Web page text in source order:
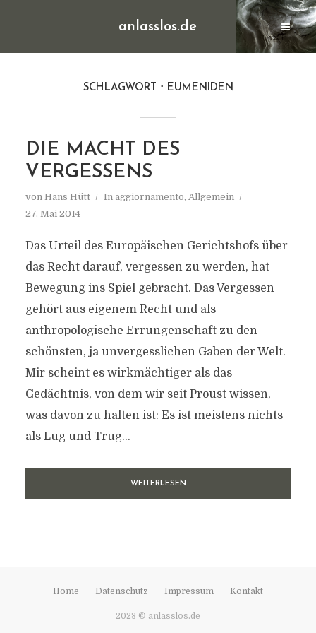
anlasslos.de
SCHLAGWORT EUMENIDEN
DIE MACHT DES
VERGESSENS
von Hans Hütt In aggiornamento, Allgemein
27. Mai 2014
Das Urteil des Europäischen Gerichtshofs über
das Recht darauf, vergessen zu werden, hat
Bewegung ins Spiel gebracht. Das Vergessen
gehört aus eigenem Recht und als
anthropologische Errungenschaft zu den
schönsten, ja unvergesslichen Gaben der Welt.
Mir scheint es wirkmächtiger als das
Gedächtnis, von dem wir seit Proust wissen,
was davon zu halten ist: Es ist meistens nichts
als Lug und Trug...
WEITERLESEN
Home Datenschutz Impressum Kontakt
2023 © anlasslos.de